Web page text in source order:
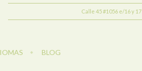
Calle 45 #1056 e/16 y 17
BLOG